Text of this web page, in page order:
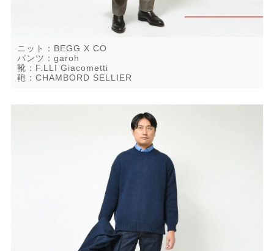
ニット：BEGG X CO
パンツ：garoh
靴：F.LLI Giacometti
鞄：CHAMBORD SELLIER